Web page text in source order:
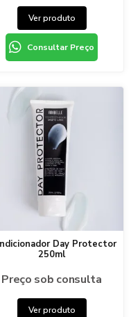
Ver produto
Consultar Preço
Day Protector
250ml
Preço sob consulta
Ver produto